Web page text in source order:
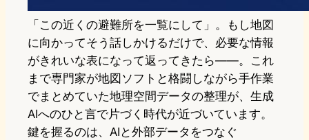
「この近くの避難所を一覧にして」。もし地図
に向かってそう話しかけるだけで、必要な情報
がきれいな表になって返ってきたら——。これ
まで専門家が地図ソフトと格闘しながら手作業
でまとめていた地理空間データの整理が、生成
AIへのひと言で片づく時代が近づいています。
鍵を握るのは、AIと外部データをつなぐ